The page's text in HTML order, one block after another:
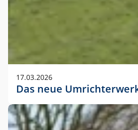
17.03.2026
Das neue